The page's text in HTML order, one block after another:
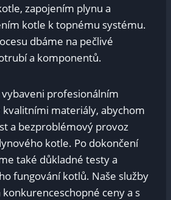
zapojením plynu a
kotle k topnému systému.
dbáme na pečlivé
a komponentů.
profesionálním
kvalitními materiály, abychom
a bezproblémový provoz
kotle. Po dokončení
také důkladné testy a
fungování kotlů. Naše služby
konkurenceschopné ceny a s